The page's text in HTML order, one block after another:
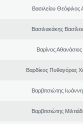
Βασιλείου Θεόφιλος
Βασιλακάκης
Βαρίνος
Βαρδίκος Πυθαγόρας
Βαρβιτσιώτης
Βαρβιτσιώτης